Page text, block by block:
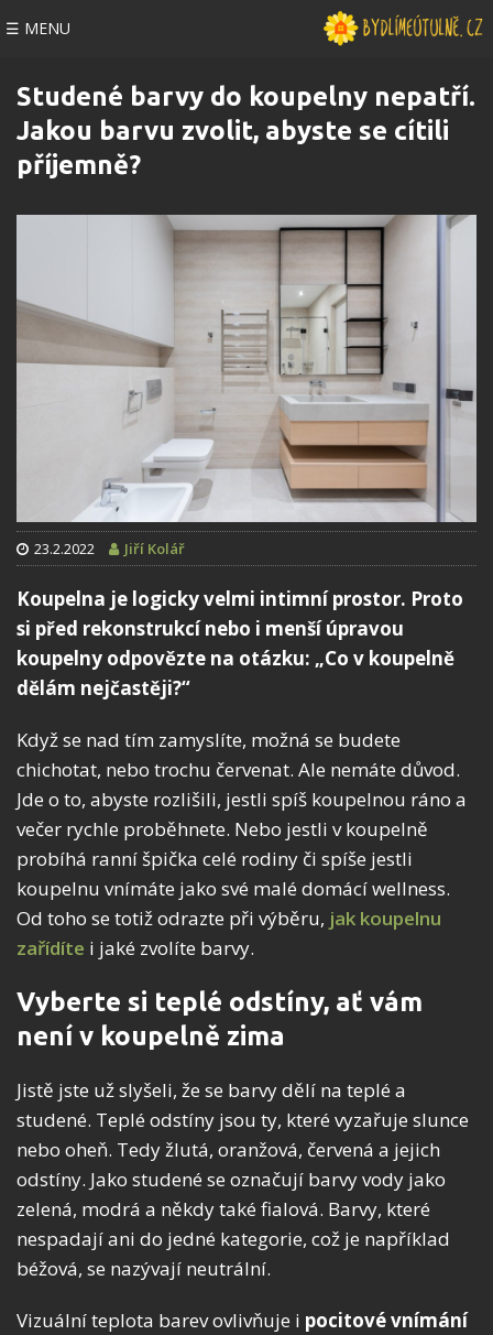
☰ MENU
Studené barvy do koupelny nepatří.
Jakou barvu zvolit, abyste se cítili
příjemně?
23.2.2022 Jiří Kolář
Koupelna je logicky velmi intimní prostor. Proto
si před rekonstrukcí nebo i menší úpravou
koupelny odpovězte na otázku: „Co v koupelně
dělám nejčastěji?“
Když se nad tím zamyslíte, možná se budete
chichotat, nebo trochu červenat. Ale nemáte důvod.
Jde o to, abyste rozlišili, jestli spíš koupelnou ráno a
večer rychle proběhnete. Nebo jestli v koupelně
probíhá ranní špička celé rodiny či spíše jestli
koupelnu vnímáte jako své malé domácí wellness.
Od toho se totiž odrazte při výběru, jak koupelnu
zařídíte i jaké zvolíte barvy.
Vyberte si teplé odstíny, ať vám
není v koupelně zima
Jistě jste už slyšeli, že se barvy dělí na teplé a
studené. Teplé odstíny jsou ty, které vyzařuje slunce
nebo oheň. Tedy žlutá, oranžová, červená a jejich
odstíny. Jako studené se označují barvy vody jako
zelená, modrá a někdy také fialová. Barvy, které
nespadají ani do jedné kategorie, což je například
béžová, se nazývají neutrální.
Vizuální teplota barev ovlivňuje i pocitové vnímání